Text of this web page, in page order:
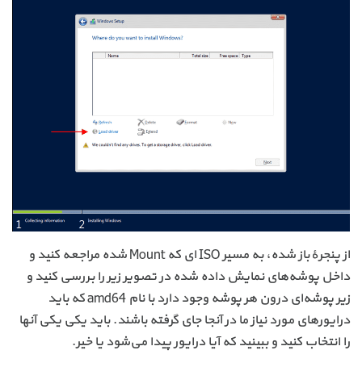
از پنجرهٔ باز شده، به مسیر ISO ای که Mount شده مراجعه کنید و
داخل پوشه‌های نمایش داده شده در تصویر زیر را بررسی کنید و
زیر پوشه‌ای درون هر پوشه وجود دارد با نام amd64 که باید
درایورهای مورد نیاز ما در آنجا جای گرفته باشند. باید یکی یکی آنها
را انتخاب کنید و ببینید که آیا درایور پیدا می‌شود یا خیر.